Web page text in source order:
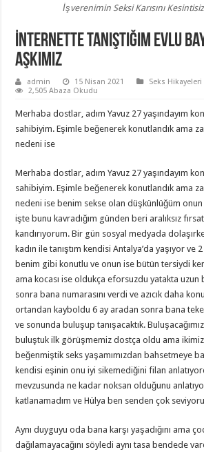
İşverenimin Seksi Karısını
İnternette Tanıştığım Evlu
Aşkımız
admin 15 Nisan 2021 Seks Hikayeleri
2,505 Abaza Okudu
Merhaba dostlar, adım Yavuz 27 yaşındayım
sahibiyim. Eşimle beğenerek konutlandık ama
nedeni ise
Merhaba dostlar, adım Yavuz 27 yaşındayım
sahibiyim. Eşimle beğenerek konutlandık ama
nedeni ise benim sekse olan düşkünlüğüm
işte bunu kavradığım günden beri aralıksız
kandırıyorum. Bir gün sosyal medyada
kadın ile tanıştım kendisi Antalya’da yaşıyor ve
benim gibi konutlu ve onun ise bütün tersiydi
ama kocası ise oldukça eforsuzdu yatakta
sonra bana numarasını verdi ve azıcık daha
ortandan kayboldu 6 ay aradan sonra bana
ve sonunda buluşup tanışacaktık.
buluştuk ilk görüşmemiz dostça oldu ama
beğenmiştik seks yaşamımızdan bahsetmeye
kendisi eşinin onu iyi sikemediğini filan
mevzusunda ne kadar noksan olduğunu
katlanamadım ve Hülya ben senden çok
Aynı duyguyu oda bana karşı yaşadığını ama
dağılamayacağını söyledi aynı tasa bendede